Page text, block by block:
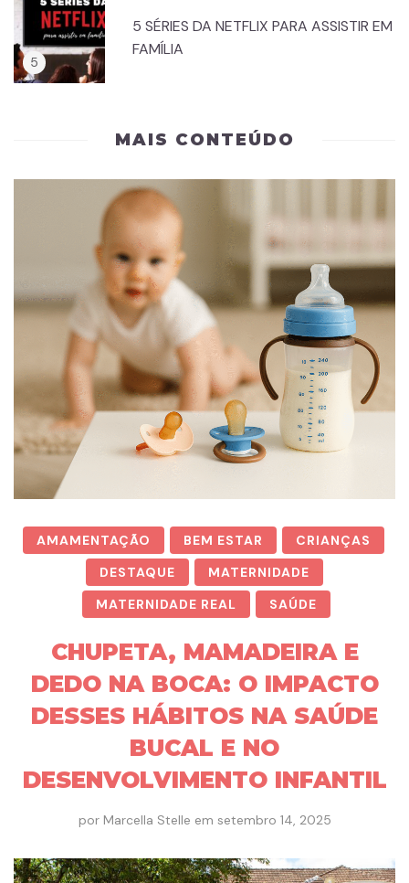
5 SÉRIES DA NETFLIX PARA ASSISTIR EM
FAMÍLIA
MAIS CONTEÚDO
AMAMENTAÇÃO BEM ESTAR
CRIANÇAS
DESTAQUE
MATERNIDADE
MATERNIDADE REAL
SAÚDE
CHUPETA, MAMADEIRA E
DEDO NA BOCA: O IMPACTO
DESSES HÁBITOS NA SAÚDE
BUCAL E NO
DESENVOLVIMENTO INFANTIL
por Marcella Stelle em setembro 14, 2025